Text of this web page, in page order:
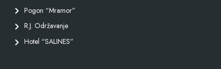
Pogon “Mramor”
R.J. Održavanje
Hotel “SALINES”